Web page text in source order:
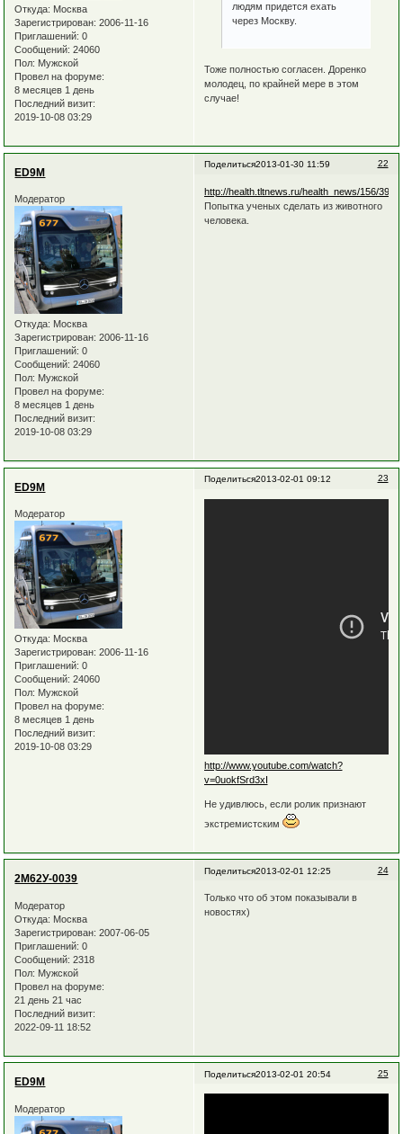
Откуда: Москва
Зарегистрирован: 2006-11-16
Приглашений: 0
Сообщений: 24060
Пол: Мужской
Провел на форуме:
8 месяцев 1 день
Последний визит:
2019-10-08 03:29
людям придется ехать
через Москву.
Тоже полностью согласен. Доренко
молодец, по крайней мере в этом
случае!
Поделиться 22
2013-01-30 11:59
ED9M
Модератор
Откуда: Москва
Зарегистрирован: 2006-11-16
Приглашений: 0
Сообщений: 24060
Пол: Мужской
Провел на форуме:
8 месяцев 1 день
Последний визит:
2019-10-08 03:29
http://health.tltnews.ru/health_news/156/
Попытка ученых сделать из животного
человека.
Поделиться 23
2013-02-01 09:12
ED9M
Модератор
Откуда: Москва
Зарегистрирован: 2006-11-16
Приглашений: 0
Сообщений: 24060
Пол: Мужской
Провел на форуме:
8 месяцев 1 день
Последний визит:
2019-10-08 03:29
http://www.youtube.com/watch?
v=0uokfSrd3xI
Не удивлюсь, если ролик признают
экстремистским
Поделиться 24
2013-02-01 12:25
2М62У-0039
Модератор
Откуда: Москва
Зарегистрирован: 2007-06-05
Приглашений: 0
Сообщений: 2318
Пол: Мужской
Провел на форуме:
21 день 21 час
Последний визит:
2022-09-11 18:52
Только что об этом показывали в
новостях)
Поделиться 25
2013-02-01 20:54
ED9M
Модератор